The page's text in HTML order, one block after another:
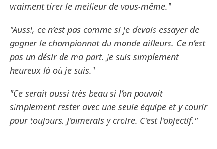
vraiment tirer le meilleur de vous-même."
"Aussi, ce n’est pas comme si je devais essayer de
gagner le championnat du monde ailleurs. Ce n’est
pas un désir de ma part. Je suis simplement
heureux là où je suis."
"Ce serait aussi très beau si l’on pouvait
simplement rester avec une seule équipe et y courir
pour toujours. J’aimerais y croire. C’est l’objectif."